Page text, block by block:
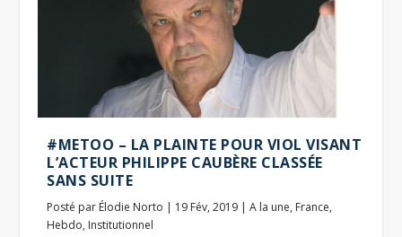
#METOO – LA PLAINTE POUR VIOL VISANT
L’ACTEUR PHILIPPE CAUBÈRE CLASSÉE
SANS SUITE
Posté par Élodie Norto | 19 Fév, 2019 |A la une, France,
Hebdo, Institutionnel